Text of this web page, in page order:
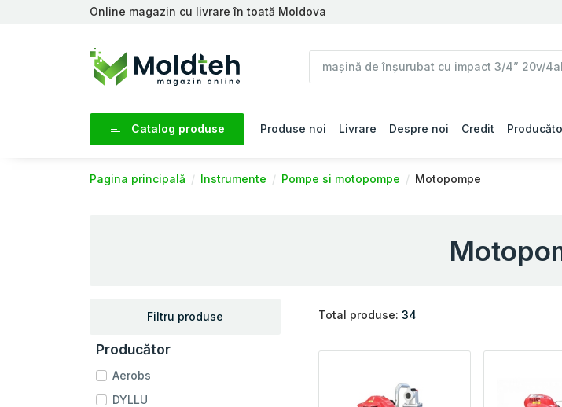
Online magazin cu livrare în toată Moldova
Catalog produse Produse noi Livrare Despre noi Credit
Pagina principală Instrumente Pompe si motopompe Motopompe
Filtru produse
Producător
Aerobs
DYLLU
Total produse: 34